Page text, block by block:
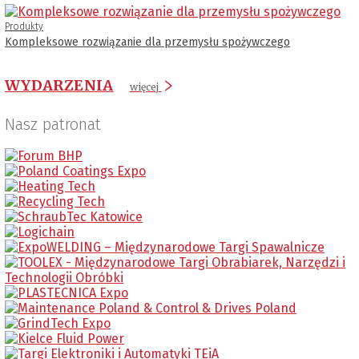
Produkty
Kompleksowe rozwiązanie dla przemysłu spożywczego
WYDARZENIA więcej
Nasz patronat